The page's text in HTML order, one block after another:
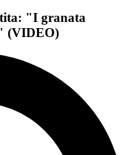
"I granata
(VIDEO)